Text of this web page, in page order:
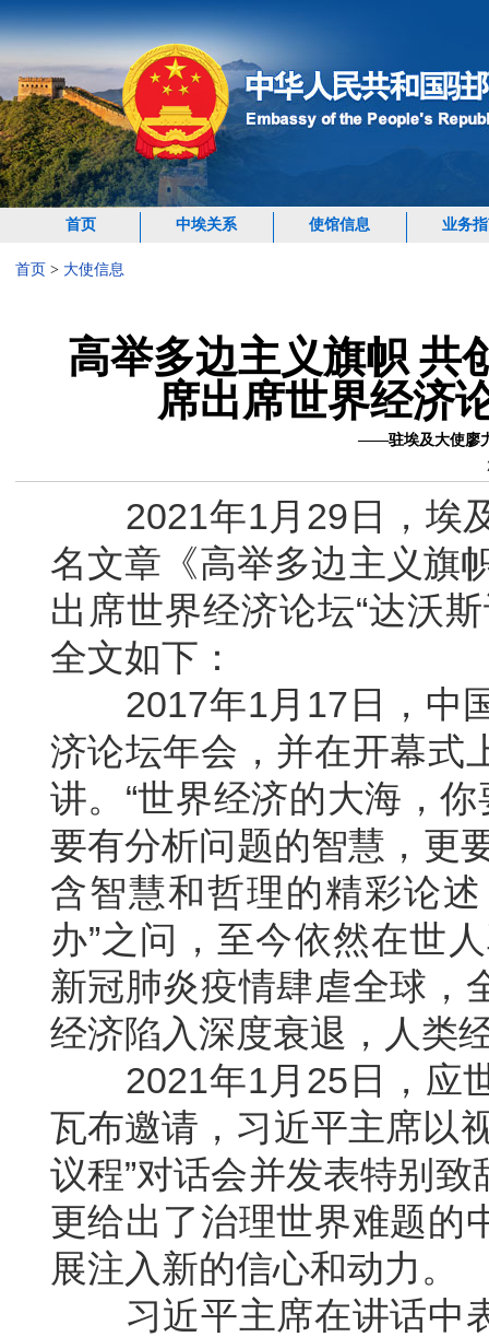
首页 中埃关系 使馆信息 业务
首页 > 大使信息
高举多边主义旗帜
席出席世界经济
——驻埃及大使廖
2021年1月29日，埃及
名文章《高举多边主义旗
出席世界经济论坛“达沃
全文如下：
2017年1月17日，中国
济论坛年会，并在开幕式
讲。“世界经济的大海，
要有分析问题的智慧，更
含智慧和哲理的精彩论
办”之问，至今依然在世
新冠肺炎疫情肆虐全球，
经济陷入深度衰退，人类
2021年1月25日，应世
瓦布邀请，习近平主席以
议程”对话会并发表特别
更给出了治理世界难题的
展注入新的信心和动力。
习近平主席在讲话中表